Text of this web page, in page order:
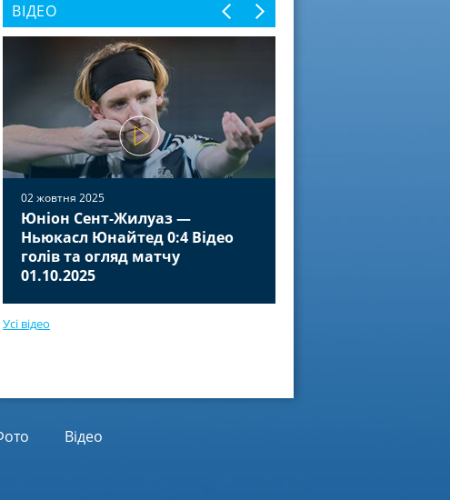
ВІДЕО
02 жовтня 2025
Юніон Сент-Жилуаз —
Ньюкасл Юнайтед 0:4 Відео
голів та огляд матчу
01.10.2025
Усі відео
Відео